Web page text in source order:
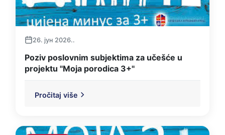
26. јун 2026..
Poziv poslovnim subjektima za učešće u
projektu ''Moja porodica 3+''
Pročitaj više